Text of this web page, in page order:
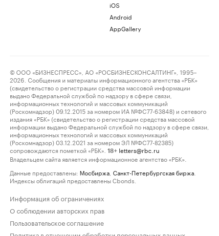
iOS
Android
AppGallery
© ООО «БИЗНЕСПРЕСС», АО «РОСБИЗНЕСКОНСАЛТИНГ», 1995–
2026. Сообщения и материалы информационного агентства «РБК»
(свидетельство о регистрации средства массовой информации
выдано Федеральной службой по надзору в сфере связи,
информационных технологий и массовых коммуникаций
(Роскомнадзор) 09.12.2015 за номером ИА №ФС77-63848) и сетевого
издания «РБК» (свидетельство о регистрации средства массовой
информации выдано Федеральной службой по надзору в сфере связи,
информационных технологий и массовых коммуникаций
(Роскомнадзор) 03.12.2021 за номером ЭЛ №ФС77-82385)
сопровождаются пометкой «РБК».
18+ letters@rbc.ru
Владельцем сайта является информационное агентство «РБК».
Данные предоставлены: Мосбиржа Санкт-Петербургская биржа
Индексы облигаций предоставлены Cbonds.
Информация об ограничениях
О соблюдении авторских прав
Пользовательское соглашение